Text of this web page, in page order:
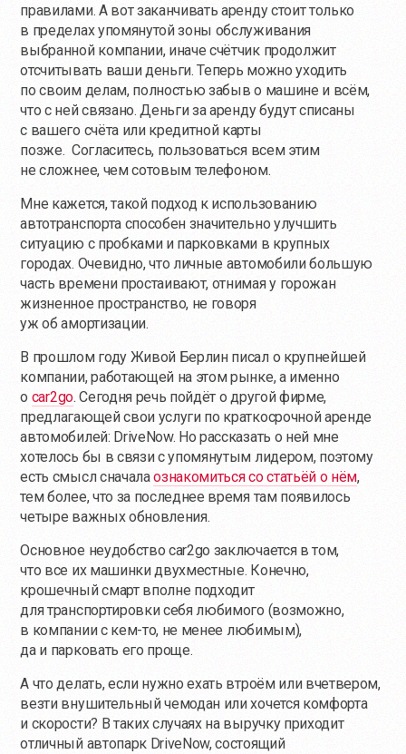
правилами. А вот заканчивать аренду стоит только
в пределах упомянутой зоны обслуживания
выбранной компании, иначе счётчик продолжит
отсчитывать ваши деньги. Теперь можно уходить
по своим делам, полностью забыв о машине и всём,
что с ней связано. Деньги за аренду будут списаны
с вашего счёта или кредитной карты
позже. Согласитесь, пользоваться всем этим
не сложнее, чем сотовым телефоном.
Мне кажется, такой подход к использованию
автотранспорта способен значительно улучшить
ситуацию с пробками и парковками в крупных
городах. Очевидно, что личные автомобили большую
часть времени простаивают, отнимая у горожан
жизненное пространство, не говоря
уж об амортизации.
В прошлом году Живой Берлин писал о крупнейшей
компании, работающей на этом рынке, а именно
о car2go. Сегодня речь пойдёт о другой фирме,
предлагающей свои услуги по краткосрочной аренде
автомобилей: DriveNow. Но рассказать о ней мне
хотелось бы в связи с упомянутым лидером, поэтому
есть смысл сначалаознакомиться со статьёй о нём,
тем более, что за последнее время там появилось
четыре важных обновления.
Основное неудобство car2go заключается в том,
что все их машинки двухместные. Конечно,
крошечный смарт вполне подходит
для транспортировки себя любимого (возможно,
в компании с кем-то, не менее любимым),
да и парковать его проще.
А что делать, если нужно ехать втроём или вчетвером,
везти внушительный чемодан или хочется комфорта
и скорости? В таких случаях на выручку приходит
отличный автопарк DriveNow, состоящий